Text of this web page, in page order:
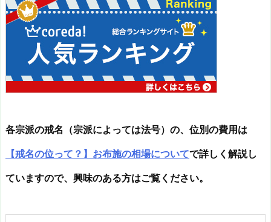
各宗派の戒名（宗派によっては法号）の、位別の費用は
【戒名の位って？】お布施の相場についてで詳しく解説し
ていますので、興味のある方はご覧ください。